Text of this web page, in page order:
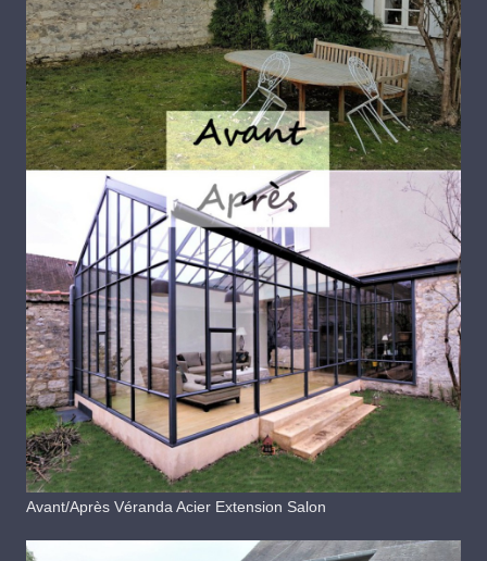
Avant/Après Véranda Acier Extension Salon